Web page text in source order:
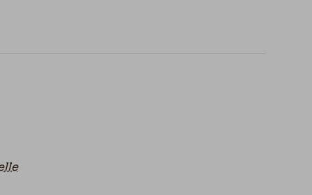
d'envoi
conservation